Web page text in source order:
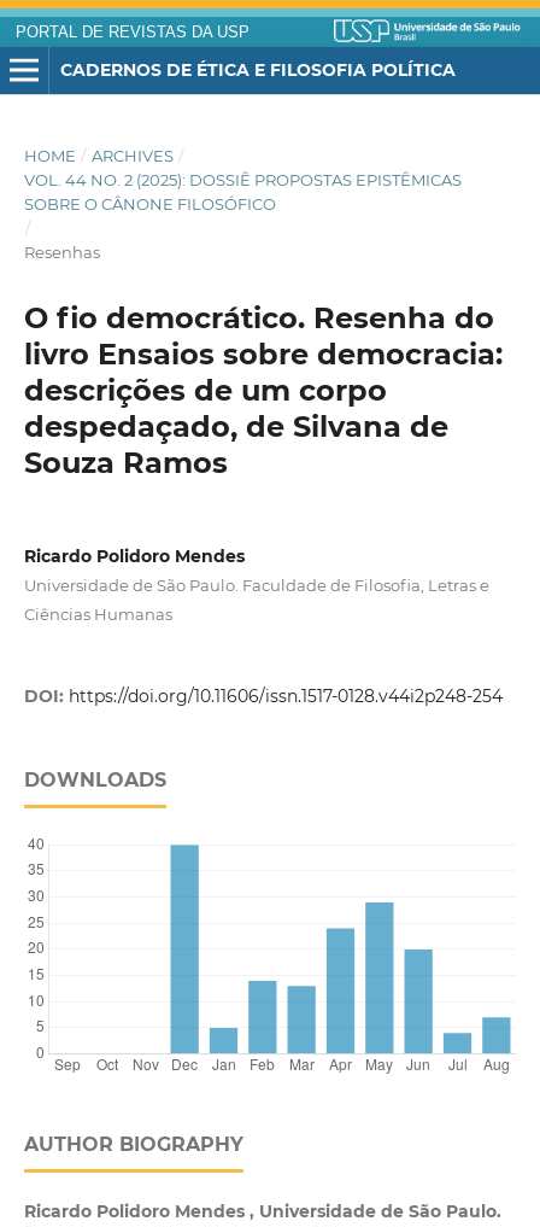
PORTAL DE REVISTAS DA USP
CADERNOS DE ÉTICA E FILOSOFIA POLÍTICA
HOME / ARCHIVES /
VOL. 44 NO. 2 (2025): DOSSIÊ PROPOSTAS EPISTÊMICAS
SOBRE O CÂNONE FILOSÓFICO
/
Resenhas
O fio democrático. Resenha do
livro Ensaios sobre democracia:
descrições de um corpo
despedaçado, de Silvana de
Souza Ramos
Ricardo Polidoro Mendes
Universidade de São Paulo. Faculdade de Filosofia, Letras e
Ciências Humanas
DOI: https://doi.org/10.11606/issn.1517-0128.v44i2p248-254
DOWNLOADS
AUTHOR BIOGRAPHY
Ricardo Polidoro Mendes , Universidade de São Paulo.